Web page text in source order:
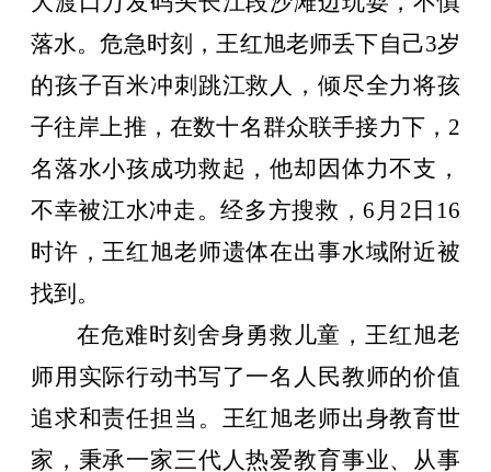
落水。危急时刻，王红旭老师丢下自己3岁
的孩子百米冲刺跳江救人，倾尽全力将孩
子往岸上推，在数十名群众联手接力下， 2
名落水小孩成功救起，他却因体力不支，
不幸被江水冲走。经多方搜救， 6 月 2 日 16
时许，王红旭老师遗体在出事水域附近被
找到。
在危难时刻舍身勇救儿童，王红旭老
师用实际行动书写了一名人民教师的价值
追求和责任担当。王红旭老师出身教育世
家，秉承一家三代人热爱教育事业、从事